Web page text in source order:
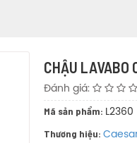
CHẬU LAVABO
Đánh giá:
Mã sản phẩm: L2360
Thương hiệu: